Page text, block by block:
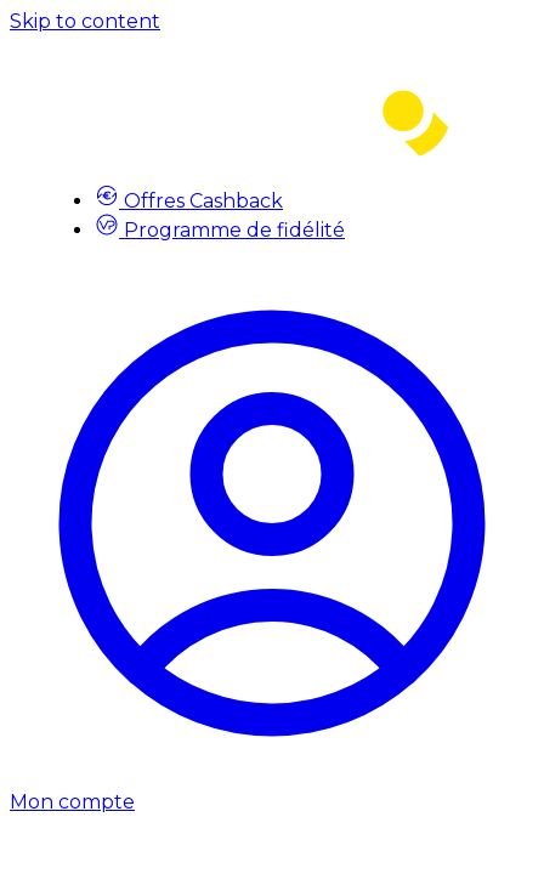
Skip to content
Offres Cashback
Programme de fidélité
Mon compte